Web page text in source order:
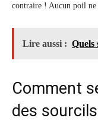
contraire ! Aucun poil ne
Lire aussi : Quels
Comment
des